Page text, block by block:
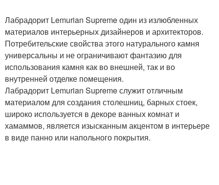
Лабрадорит Lemurian Supreme один из излюбленных
материалов интерьерных дизайнеров и архитекторов.
Потребительские свойства этого натурального камня
универсальны и не ограничивают фантазию для
использования камня как во внешней, так и во
внутренней отделке помещения.
Лабрадорит Lemurian Supreme служит отличным
материалом для создания столешниц, барных стоек,
широко используется в декоре ванных комнат и
хамаммов, является изысканным акцентом в интерьере
в виде панно или напольного покрытия.